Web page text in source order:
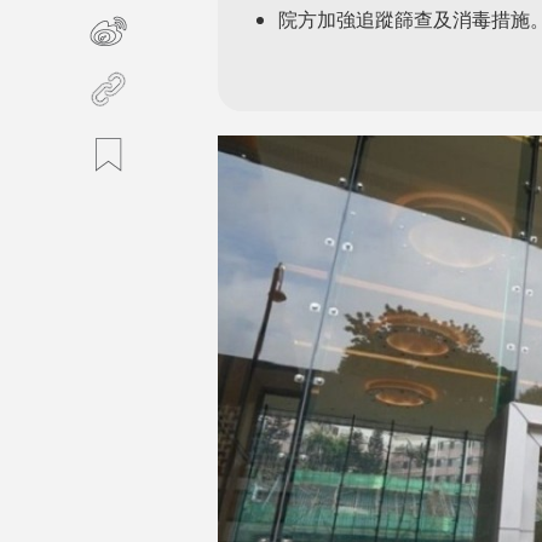
院方加強追蹤篩查及消毒措施